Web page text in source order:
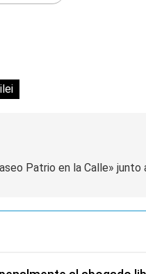
Patrio en la Calle» junto